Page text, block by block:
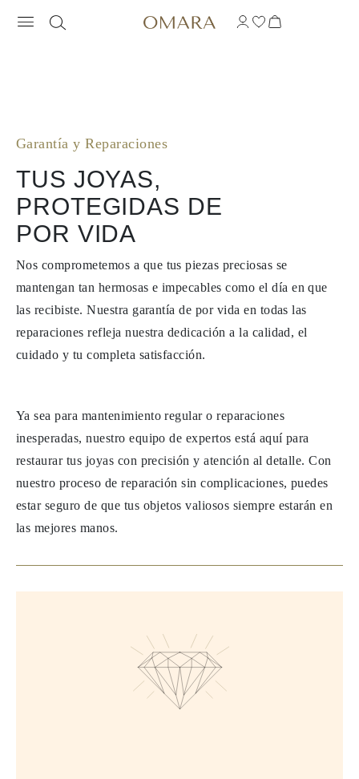
Garantía y Reparaciones
TUS JOYAS,
PROTEGIDAS DE
POR VIDA
Nos comprometemos a que tus piezas preciosas se
mantengan tan hermosas e impecables como el día en que
las recibiste. Nuestra garantía de por vida en todas las
reparaciones refleja nuestra dedicación a la calidad, el
cuidado y tu completa satisfacción.
Ya sea para mantenimiento regular o reparaciones
inesperadas, nuestro equipo de expertos está aquí para
restaurar tus joyas con precisión y atención al detalle. Con
nuestro proceso de reparación sin complicaciones, puedes
estar seguro de que tus objetos valiosos siempre estarán en
las mejores manos.